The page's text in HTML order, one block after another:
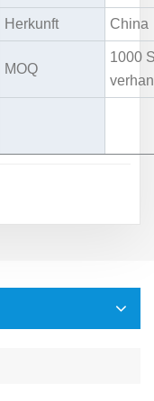
Herkunft China
MOQ
1000